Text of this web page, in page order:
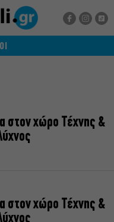
στον χώρο Τέχνης &
στον χώρο Τέχνης &